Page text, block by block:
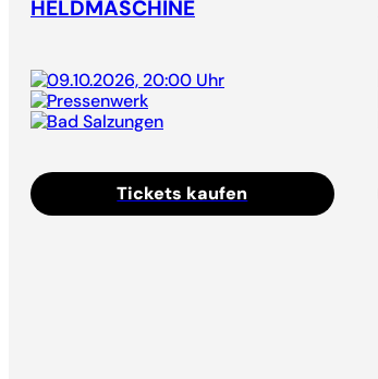
HELDMASCHINE
09.10.2026, 20:00 Uhr
Pressenwerk
Bad Salzungen
Tickets kaufen